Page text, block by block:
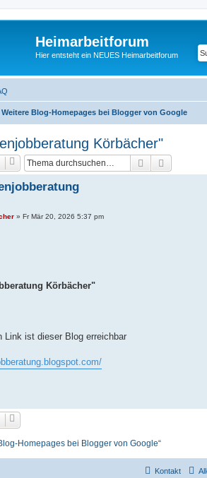
Heimarbeitforum
Hier entsteht ein NEUES Heimarbeitforum
Weitere Blog-Homepages bei Blogger von Google
Körbächer"
Suche
» Fr Mär 20, 2026 5:37 pm
Körbächer"
Link ist dieser Blog erreichbar
Homepages bei Blogger von Google“
Kontakt